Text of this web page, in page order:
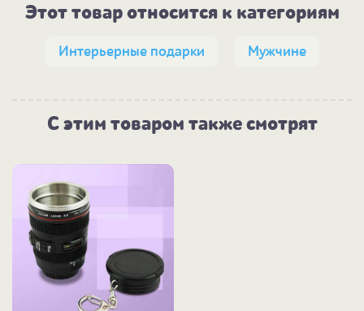
Этот товар относится к категориям
Интерьерные подарки Мужчине
С этим товаром также смотрят